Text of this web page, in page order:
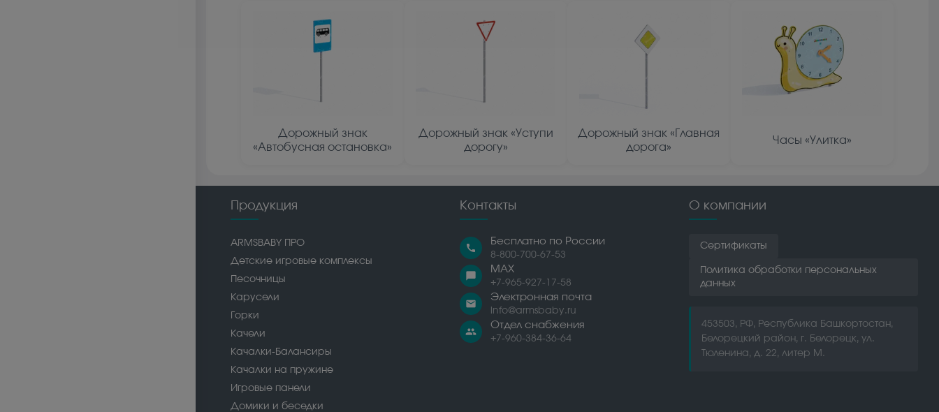
Дорожный знак
«Автобусная остановка»
Дорожный знак «Уступи
дорогу»
Дорожный знак «Главная
дорога»
Часы «Улитка»
Продукция
ARMSBABY ПРО
Детские игровые комплексы
Песочницы
Карусели
Горки
Качели
Качалки-Балансиры
Качалки на пружине
Игровые панели
Домики и беседки
Контакты
call
Бесплатно по России
8-800-700-67-53
chat_bubble
MAX
+7-965-927-17-58
email
Электронная почта
info@armsbaby.ru
people
Отдел снабжения
+7-960-384-36-64
О компании
Сертификаты
Политика обработки персональных
данных
453503, РФ, Республика Башкортостан,
Белорецкий район, г. Белорецк, ул.
Тюленина, д. 22, литер М.